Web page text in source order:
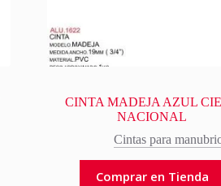
CINTA MADEJA AZUL
NACIONAL
Cintas para
Comprar en Tienda